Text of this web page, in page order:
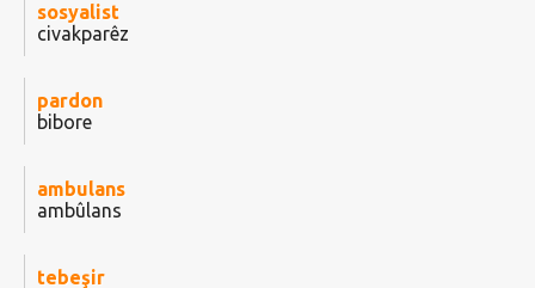
sosyalist
civakparêz
pardon
bibore
ambulans
ambûlans
tebeşir